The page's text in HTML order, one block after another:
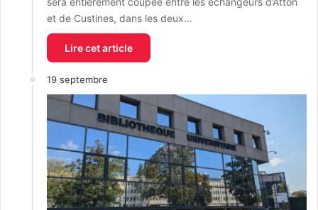
et de Custines, dans les deux…
Lire cet article
19 septembre